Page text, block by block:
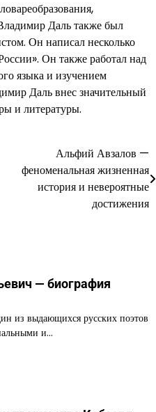
Даль также был
Он написал несколько
Он также работал над
языка и изучением
Даль внес значительный
и литературы.
Альфий Авзалов —
феноменальная жизненная
история и невероятные
достижения
— биография
из выдающихся русских поэтов
и…